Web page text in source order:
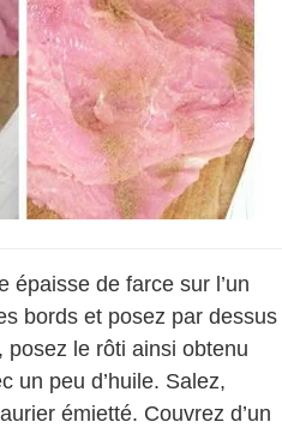
épaisse de farce sur l’un
bords et posez par dessus
posez le rôti ainsi obtenu
un peu d’huile. Salez,
émietté. Couvrez d’un